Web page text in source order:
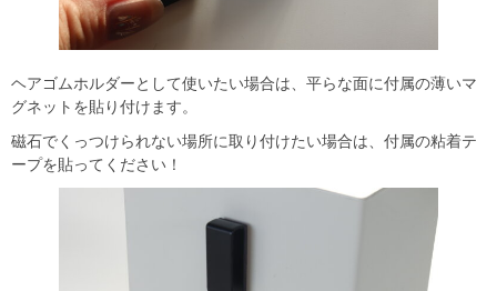
ヘアゴムホルダーとして使いたい場合は、平らな面に付属の薄いマ
グネットを貼り付けます。
磁石でくっつけられない場所に取り付けたい場合は、付属の粘着テ
ープを貼ってください！